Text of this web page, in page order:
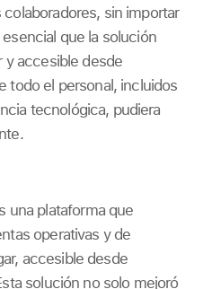
sin importar
que la solución
y accesible desde
todo el personal, incluidos
tecnológica, pudiera
una plataforma que
operativas y de
accesible desde
solución no solo mejoró